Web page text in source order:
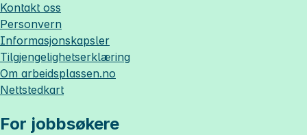
Kontakt oss
Personvern
Informasjonskapsler
Tilgjengelighetserklæring
Om arbeidsplassen.no
Nettstedkart
For jobbsøkere